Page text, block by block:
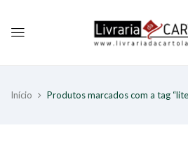
Início Produtos marcados com a tag